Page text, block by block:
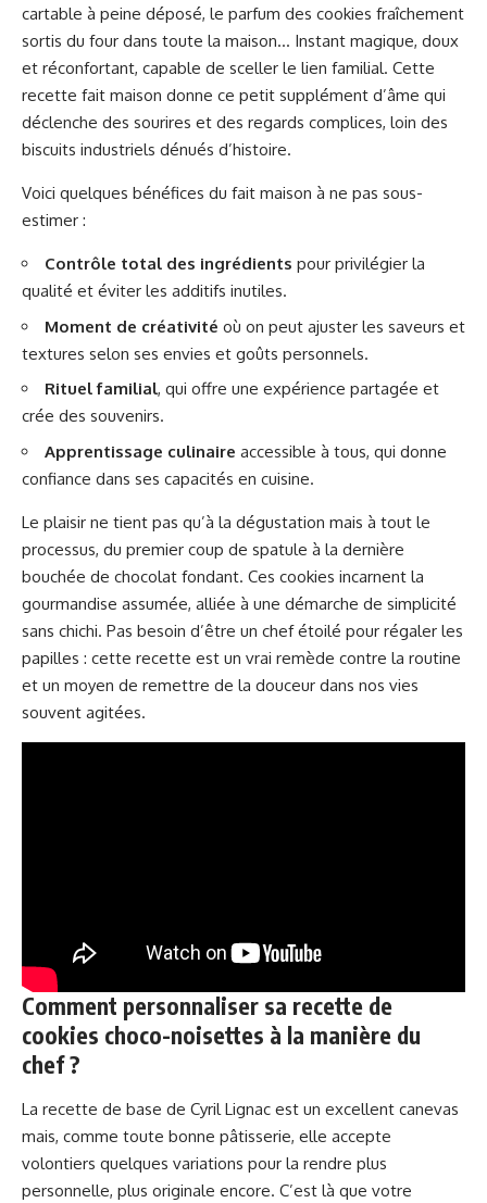
cartable à peine déposé, le parfum des cookies fraîchement
sortis du four dans toute la maison… Instant magique, doux
et réconfortant, capable de sceller le lien familial. Cette
recette fait maison donne ce petit supplément d’âme qui
déclenche des sourires et des regards complices, loin des
biscuits industriels dénués d’histoire.
Voici quelques bénéfices du fait maison à ne pas sous-
estimer :
Contrôle total des ingrédients pour privilégier la
qualité et éviter les additifs inutiles.
Moment de créativité où on peut ajuster les saveurs et
textures selon ses envies et goûts personnels.
Rituel familial, qui offre une expérience partagée et
crée des souvenirs.
Apprentissage culinaire accessible à tous, qui donne
confiance dans ses capacités en cuisine.
Le plaisir ne tient pas qu’à la dégustation mais à tout le
processus, du premier coup de spatule à la dernière
bouchée de chocolat fondant. Ces cookies incarnent la
gourmandise assumée, alliée à une démarche de simplicité
sans chichi. Pas besoin d’être un chef étoilé pour régaler les
papilles : cette recette est un vrai remède contre la routine
et un moyen de remettre de la douceur dans nos vies
souvent agitées.
Comment personnaliser sa recette de
cookies choco-noisettes à la manière du
chef ?
La recette de base de Cyril Lignac est un excellent canevas
mais, comme toute bonne pâtisserie, elle accepte
volontiers quelques variations pour la rendre plus
personnelle, plus originale encore. C’est là que votre